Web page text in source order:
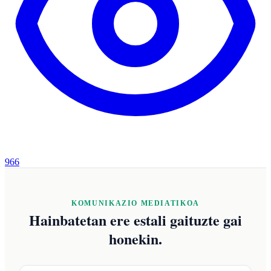
966
KOMUNIKAZIO MEDIATIKOA
Hainbatetan ere estali gaituzte gai
honekin.